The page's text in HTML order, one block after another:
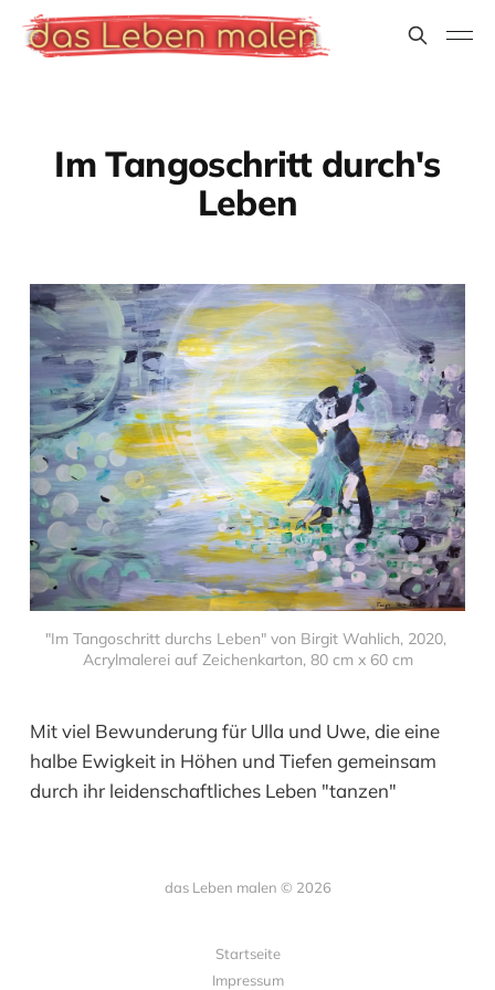
Im Tangoschritt durch's
Leben
"Im Tangoschritt durchs Leben" von Birgit Wahlich, 2020,
Acrylmalerei auf Zeichenkarton, 80 cm x 60 cm
Mit viel Bewunderung für Ulla und Uwe, die eine
halbe Ewigkeit in Höhen und Tiefen gemeinsam
durch ihr leidenschaftliches Leben "tanzen"
das Leben malen © 2026
Startseite
Impressum